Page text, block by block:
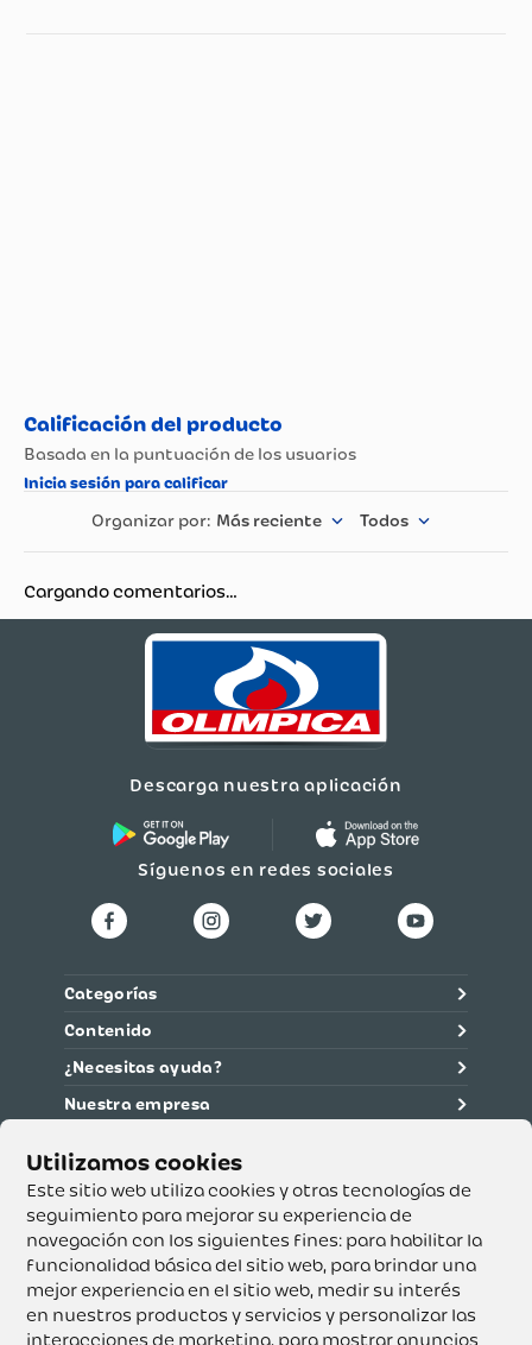
Este sitio web utiliza cookies y otras tecnologías de
seguimiento para mejorar su experiencia de
navegación con los siguientes fines: para habilitar la
funcionalidad básica del sitio web, para brindar una
mejor experiencia en el sitio web, medir su interés
en nuestros productos y servicios y personalizar las
interacciones de marketing, para mostrar anuncios
Más reciente Todos
Cargando comentarios…
Descarga nuestra aplicación
Síguenos en redes sociales
Categorías
Contenido
¿Necesitas ayuda?
Nuestra empresa
Supertiendas y Drogería Olímpica S.A. - Nit 890.107.487 -
Dirección de notificación: Calle 53 No. 46-192 local 3-01
Teléfono: 3232540999 - Correo:
servicioalcliente@olimpica.com.co